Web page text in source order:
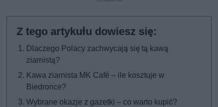
Dlaczego Polacy zachwycają się tą kawą
ziarnistą?
Kawa ziarnista MK Café – ile kosztuje w
Biedronce?
Wybrane okazje z gazetki – co warto kupić?